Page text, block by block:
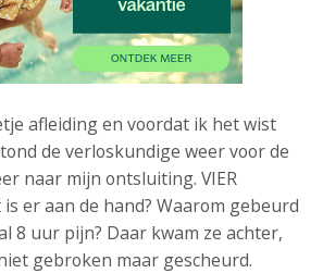
afleiding en voordat ik het wist
de verloskundige weer voor de
naar mijn ontsluiting. VIER
is er aan de hand? Waarom gebeurd
8 uur pijn? Daar kwam ze achter,
gebroken maar gescheurd.